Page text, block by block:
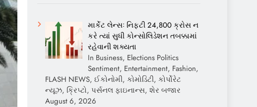
માર્કેટ લેન્સઃ નિફ્ટી 24,800 ક્રોસ ન
કરે ત્યાં સુધી કોન્સોલિડેશન તબક્કામાં
રહેવાની શક્યતા
In Business, Elections Politics
Sentiment, Entertainment, Fashion,
FLASH NEWS, ઈકોનોમી, કોમોડિટી, કોર્પોરેટ
ન્યૂઝ, ક્રિપ્ટો, પર્સનલ ફાઇનાન્સ, શેર બજાર
August 6, 2026